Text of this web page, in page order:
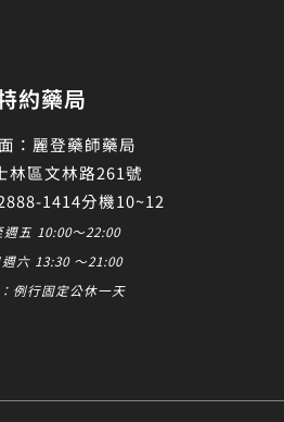
約藥局
：麗登藥師藥局
林區文林路261號
1414分機10~12
週五 10:00～22:00
六 13:30 ～21:00
例行固定公休一天